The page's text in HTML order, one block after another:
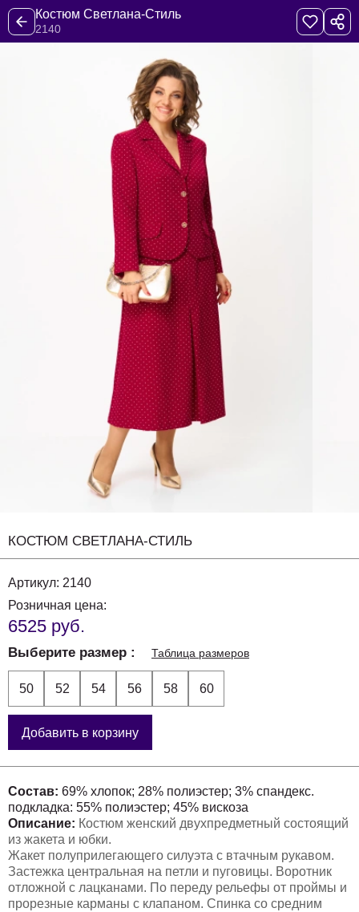
Костюм Светлана-Стиль
2140
КОСТЮМ СВЕТЛАНА-СТИЛЬ
Артикул: 2140
Розничная цена:
6525 руб.
Выберите размер Таблица размеров
50 52 54 56 58 60
Добавить в корзину
Состав: 69% хлопок; 28% полиэстер; 3% спандекс.
подкладка: 55% полиэстер; 45% вискоза
Описание: Костюм женский двухпредметный состоящий
из жакета и юбки.
Жакет полуприлегающего силуэта с втачным рукавом.
Застежка центральная на петли и пуговицы. Воротник
отложной с лацканами. По переду рельефы от проймы и
прорезные карманы с клапаном. Спинка со средним